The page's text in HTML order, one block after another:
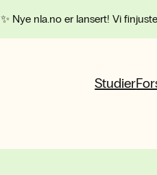
✨ Nye nla.no er lansert! Vi
Studier